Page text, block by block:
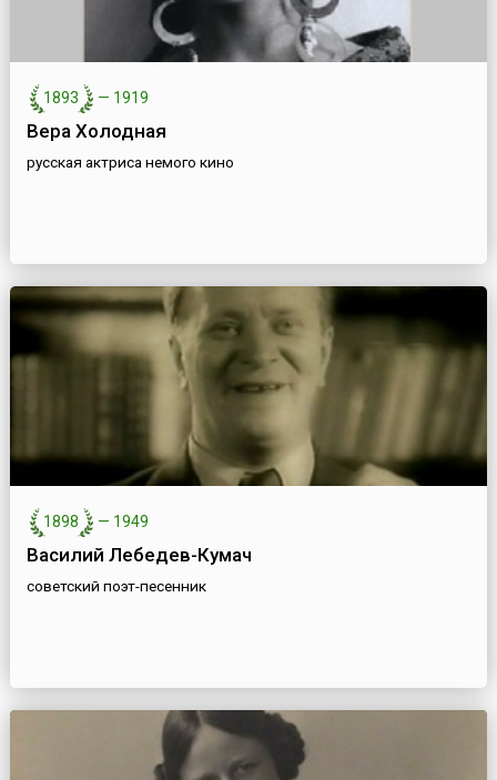
1893 — 1919
Вера Холодная
русская актриса немого кино
1898 — 1949
Василий Лебедев-Кумач
советский поэт-песенник